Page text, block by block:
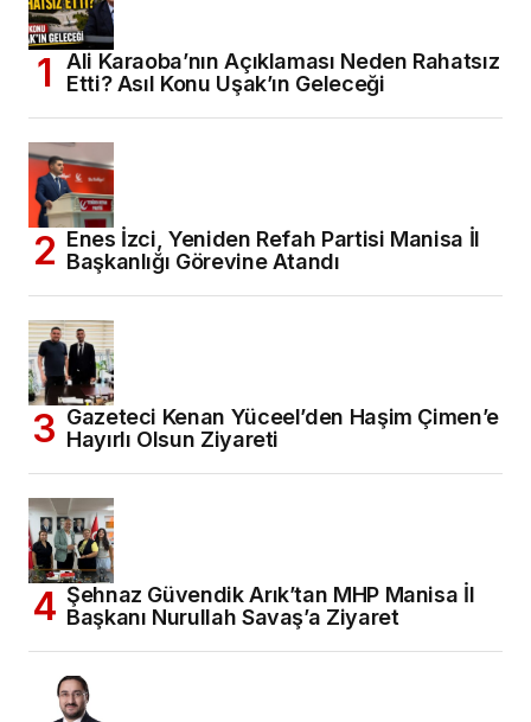
Ali Karaoba’nın Açıklaması Neden Rahatsız
Etti? Asıl Konu Uşak’ın Geleceği
Enes İzci, Yeniden Refah Partisi Manisa İl
Başkanlığı Görevine Atandı
Gazeteci Kenan Yüceel’den Haşim Çimen’e
Hayırlı Olsun Ziyareti
Şehnaz Güvendik Arık’tan MHP Manisa İl
Başkanı Nurullah Savaş’a Ziyaret